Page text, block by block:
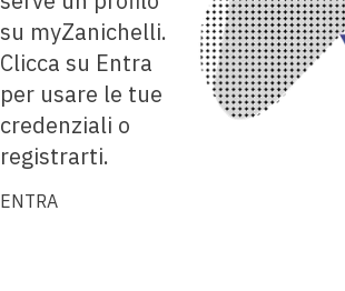
su myZanichelli.
Clicca su Entra
per usare le tue
credenziali o
registrarti.
ENTRA